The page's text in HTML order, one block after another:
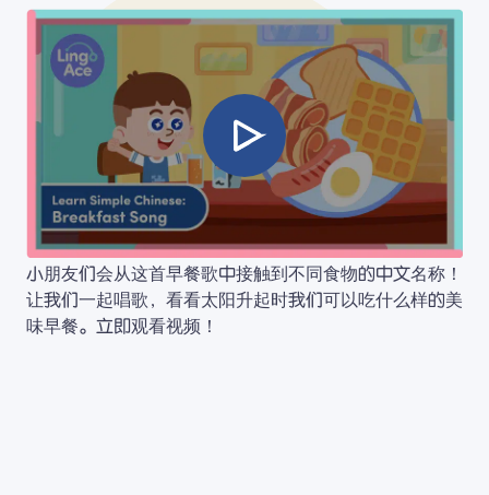
小朋友们会从这首早餐歌中接触到不同食物的中文名称！
让我们一起唱歌，看看太阳升起时我们可以吃什么样的美
味早餐。立即观看视频！